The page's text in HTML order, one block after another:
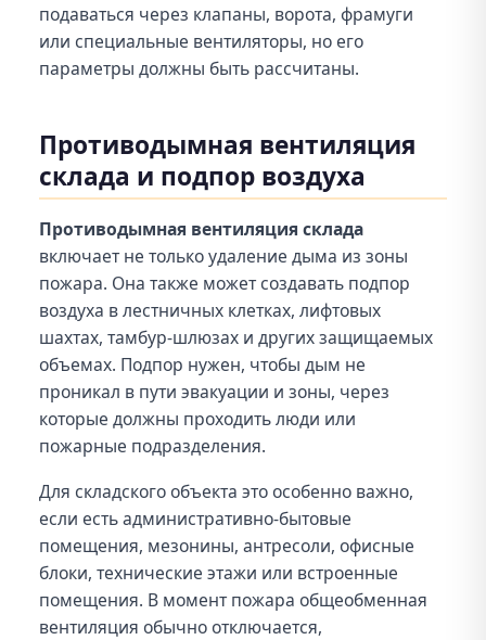
подаваться через клапаны, ворота, фрамуги
или специальные вентиляторы, но его
параметры должны быть рассчитаны.
Противодымная вентиляция
склада и подпор воздуха
Противодымная вентиляция склада
включает не только удаление дыма из зоны
пожара. Она также может создавать подпор
воздуха в лестничных клетках, лифтовых
шахтах, тамбур-шлюзах и других защищаемых
объемах. Подпор нужен, чтобы дым не
проникал в пути эвакуации и зоны, через
которые должны проходить люди или
пожарные подразделения.
Для складского объекта это особенно важно,
если есть административно-бытовые
помещения, мезонины, антресоли, офисные
блоки, технические этажи или встроенные
помещения. В момент пожара общеобменная
вентиляция обычно отключается,